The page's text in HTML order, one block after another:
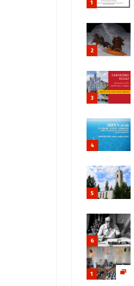
1
2
3
4
5
6
1